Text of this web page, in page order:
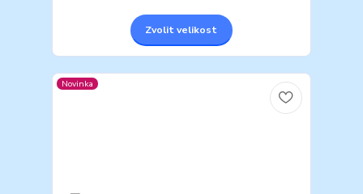
Zvolit velikost
Novinka